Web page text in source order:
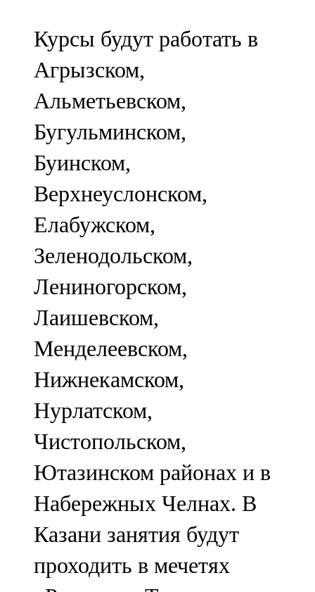
106,1 FM
Түбән Кама
102,6 FM
Чирмешән
107,7 FM
Чистай
103,0 FM
Чүпрәле
91,0 FM
Шәмәрдән
102,3 FM
Яңа чишмә
107,0 FM
Яр Чаллы
105,5 FM
Курсы будут работать в
Агрызском,
Альметьевском,
Бугульминском,
Буинском,
Верхнеуслонском,
Елабужском,
Зеленодольском,
Лениногорском,
Лаишевском,
Менделеевском,
Нижнекамском,
Нурлатском,
Чистопольском,
Ютазинском районах и в
Набережных Челнах. В
Казани занятия будут
проходить в мечетях